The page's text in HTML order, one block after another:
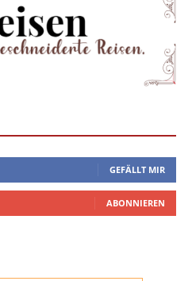
GEFÄLLT MIR
ABONNIEREN